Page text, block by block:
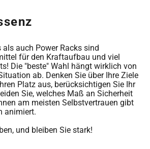
auch Power Racks sind
für den Kraftaufbau und viel
Die "beste" Wahl hängt wirklich von
ab. Denken Sie über Ihre Ziele
Platz aus, berücksichtigen Sie Ihr
Sie, welches Maß an Sicherheit
am meisten Selbstvertrauen gibt
animiert.
und bleiben Sie stark!